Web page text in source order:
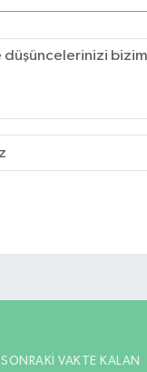
SONRAKI VAKTE KALAN